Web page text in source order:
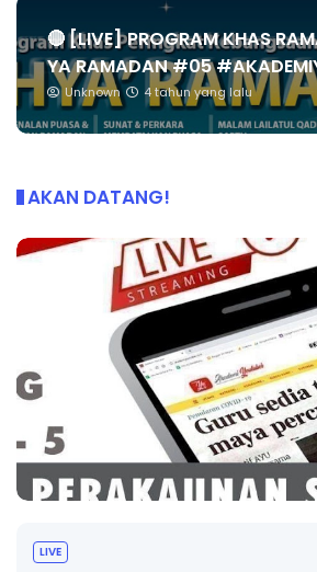
🔴 [LIVE] PROGRAM KHAS
YA RAMADAN #05
Unknown 4 tahun yang lalu
AKAN DATANG!